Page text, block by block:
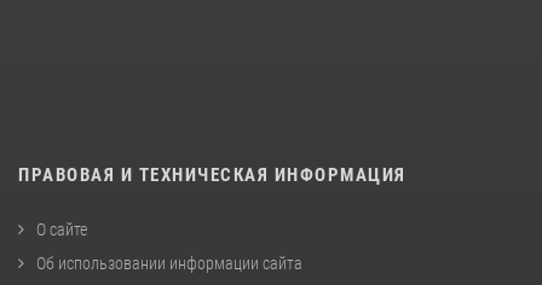
ПРАВОВАЯ И ТЕХНИЧЕСКАЯ ИНФОРМАЦИЯ
О сайте
Об использовании информации сайта